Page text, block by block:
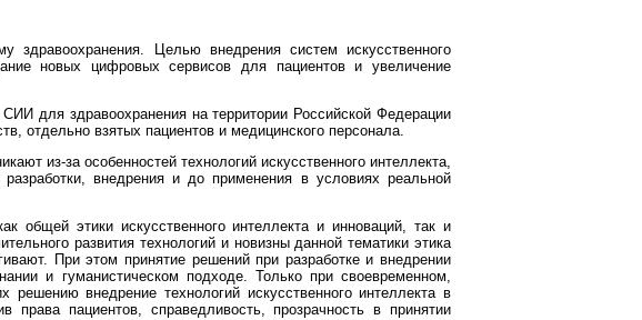
здравоохранения. Целью внедрения систем искусственного
новых цифровых сервисов для пациентов и увеличение
для здравоохранения на территории Российской Федерации
отдельно взятых пациентов и медицинского персонала.
из-за особенностей технологий искусственного интеллекта,
внедрения и до применения в условиях реальной
общей этики искусственного интеллекта и инноваций, так и
развития технологий и новизны данной тематики этика
При этом принятие решений при разработке и внедрении
и гуманистическом подходе. Только при своевременном,
внедрение технологий искусственного интеллекта в
пациентов, справедливость, прозрачность в принятии